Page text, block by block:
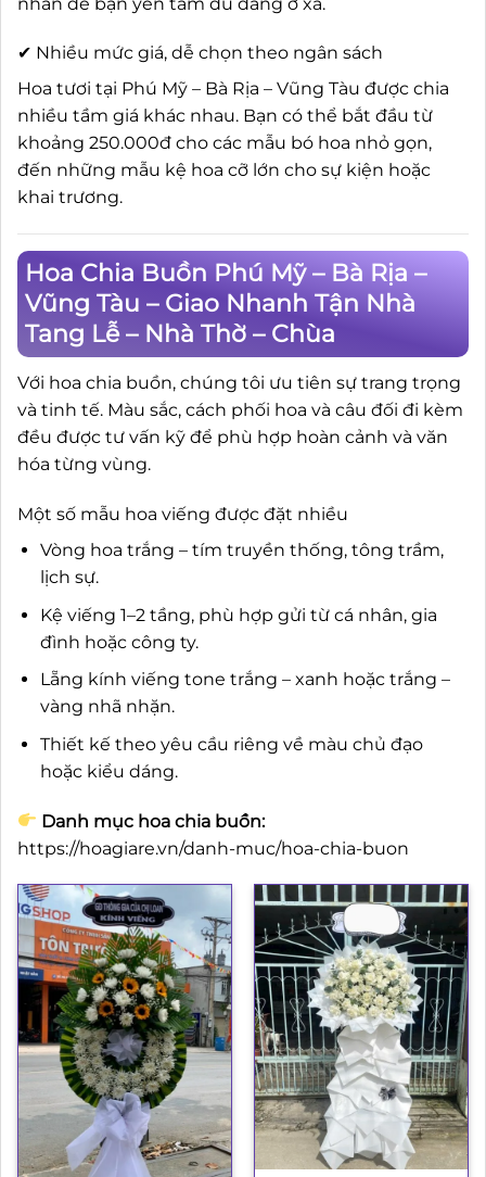
✔ Nhiều mức giá, dễ chọn theo ngân sách
Hoa tươi tại Phú Mỹ – Bà Rịa – Vũng Tàu được chia
nhiều tầm giá khác nhau. Bạn có thể bắt đầu từ
khoảng 250.000đ cho các mẫu bó hoa nhỏ gọn,
đến những mẫu kệ hoa cỡ lớn cho sự kiện hoặc
khai trương.
Hoa Chia Buồn Phú Mỹ – Bà Rịa –
Vũng Tàu – Giao Nhanh Tận Nhà
Tang Lễ – Nhà Thờ – Chùa
Với hoa chia buồn, chúng tôi ưu tiên sự trang trọng
và tinh tế. Màu sắc, cách phối hoa và câu đối đi kèm
đều được tư vấn kỹ để phù hợp hoàn cảnh và văn
hóa từng vùng.
Một số mẫu hoa viếng được đặt nhiều
Vòng hoa trắng – tím truyền thống, tông trầm,
lịch sự.
Kệ viếng 1–2 tầng, phù hợp gửi từ cá nhân, gia
đình hoặc công ty.
Lẵng kính viếng tone trắng – xanh hoặc trắng –
vàng nhã nhặn.
Thiết kế theo yêu cầu riêng về màu chủ đạo
hoặc kiểu dáng.
Danh mục hoa chia buồn:
https://hoagiare.vn/danh-muc/hoa-chia-buon